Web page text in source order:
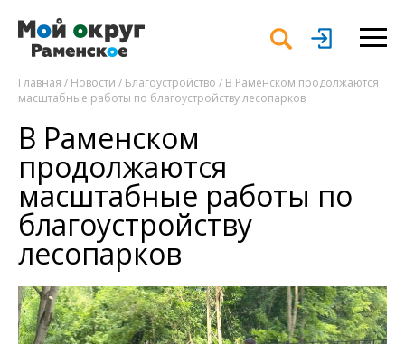
Главная / Новости / Благоустройство / В Раменском продолжаются
масштабные работы по благоустройству лесопарков
В Раменском
продолжаются
масштабные работы по
благоустройству
лесопарков